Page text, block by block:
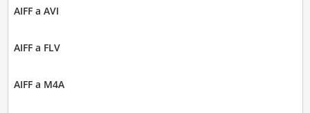
AIFF a AVI
AIFF a FLV
AIFF a M4A